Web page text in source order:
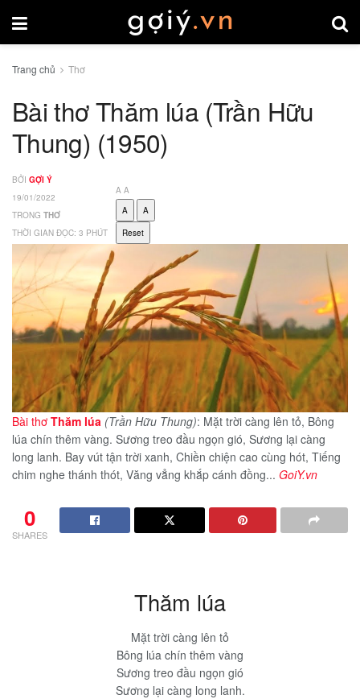
Trang chủ Thơ
Bài thơ Thăm lúa (Trần Hữu
Thung) (1950)
BỞI GỢI Ý
19/01/2022
TRONG THƠ
THỜI GIAN ĐỌC: 3 PHÚT
A A
A
A
Reset
Bài thơ Thăm lúa (Trần Hữu Thung): Mặt trời càng lên tỏ, Bông
lúa chín thêm vàng. Sương treo đầu ngọn gió, Sương lại càng
long lanh. Bay vút tận trời xanh, Chiền chiện cao cùng hót, Tiếng
chim nghe thánh thót, Văng vẳng khắp cánh đồng... GoiY.vn
0
SHARES
Thăm lúa
Mặt trời càng lên tỏ
Bông lúa chín thêm vàng
Sương treo đầu ngọn gió
Sương lại càng long lanh.